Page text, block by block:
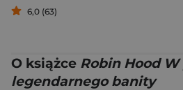
6,0 (63)
O książce Robin Hood
legendarnego banity